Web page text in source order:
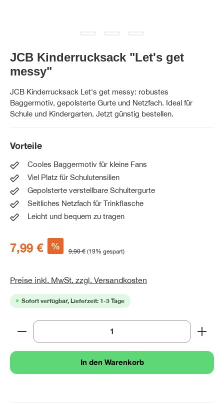
JCB Kinderrucksack "Let's get
messy"
JCB Kinderrucksack Let's get messy: robustes
Baggermotiv, gepolsterte Gurte und Netzfach. Ideal für
Schule und Kindergarten. Jetzt günstig bestellen.
Vorteile
Cooles Baggermotiv für kleine Fans
Viel Platz für Schulutensilien
Gepolsterte verstellbare Schultergurte
Seitliches Netzfach für Trinkflasche
Leicht und bequem zu tragen
7,99 € % 9,90 € (19% gespart)
Preise inkl. MwSt. zzgl. Versandkosten
Sofort verfügbar, Lieferzeit: 1-3 Tage
Produkt Anzahl: Gib den gewünschten Wert ein
In den Warenkorb